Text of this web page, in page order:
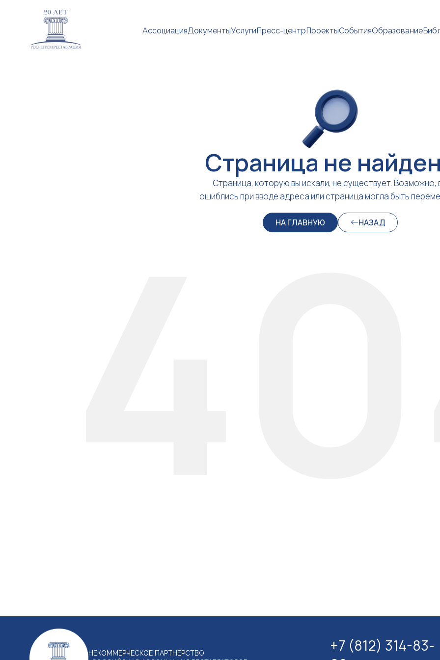
АссоциацияДокументыУслугиПресс-центрПроектыСобытияОбразование
Страница не
Страница, которую вы искали, не существует. Возможно,
ошиблись при вводе адреса или страница могла быть
НА ГЛАВНУЮ НАЗАД
НЕКОММЕРЧЕСКОЕ ПАРТНЕРСТВО
+7 (812) 314-83-